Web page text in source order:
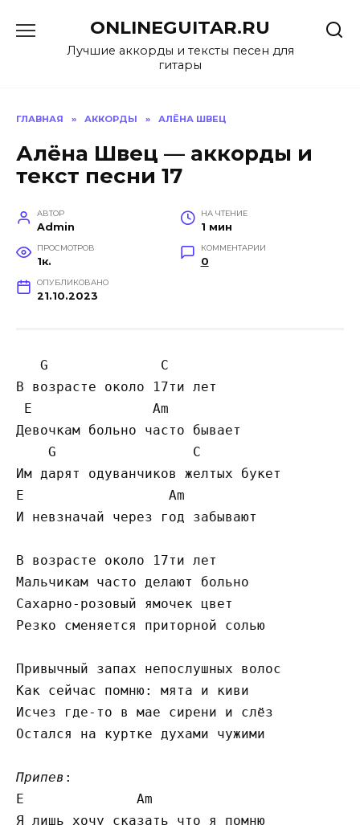
содержанию
ONLINEGUITAR.RU
Лучшие аккорды и тексты песен для
гитары
ГЛАВНАЯ » АККОРДЫ » АЛЁНА ШВЕЦ
Алёна Швец — аккорды и
текст песни 17
АВТОР
Admin
НА ЧТЕНИЕ
1 мин
ПРОСМОТРОВ
1к.
КОММЕНТАРИИ
0
ОПУБЛИКОВАНО
21.10.2023
G
C
В возрасте около 17ти лет
E
Am
Девочкам больно часто бывает
G
C
E
Am
И невзначай через год забывают
В возрасте около 17ти лет
Мальчикам часто делают больно
Сахарно-розовый ямочек цвет
Резко сменяется приторной солью
Привычный запах непослушных волос
Как сейчас помню: мята и киви
Исчез где-то в мае сирени и слёз
Остался на куртке духами чужими
Припев
E
Am